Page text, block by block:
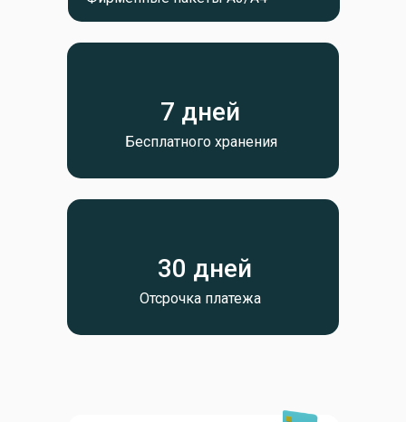
Бесплатного хранения
Отсрочка платежа
7 дней
30 дней